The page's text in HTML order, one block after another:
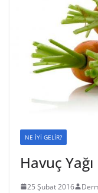
NE İYİ GELİR?
Havuç
25 Şubat 2016